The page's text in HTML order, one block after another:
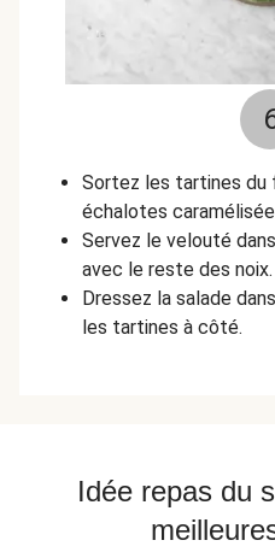
Sortez les tartines du
échalotes
Servez le velouté
avec le reste des
Dressez la salade
les tartines à côté.
Idée repas du